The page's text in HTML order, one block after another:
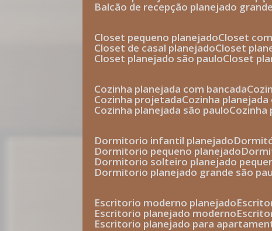
balcão de recepção planejado
closet pequeno planejado closet
closet de casal planejado closet
closet planejado são paulo closet
cozinha planejada com bancada
cozinha projetada cozinha planejada
cozinha planejada são paulo
dormitorio infantil planejado
dormitorio pequeno planejado
dormitorio solteiro planejado
dormitorio planejado grande são
escritorio moderno planejado
escritorio planejado moderno
escritorio planejado para